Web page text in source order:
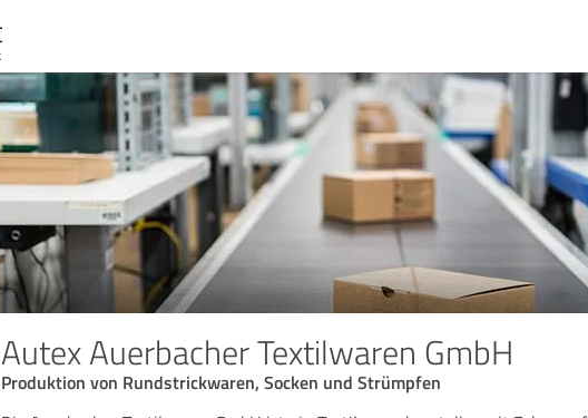
Autex Auerbacher Textilwaren GmbH
Produktion von Rundstrickwaren, Socken und Strümpfen